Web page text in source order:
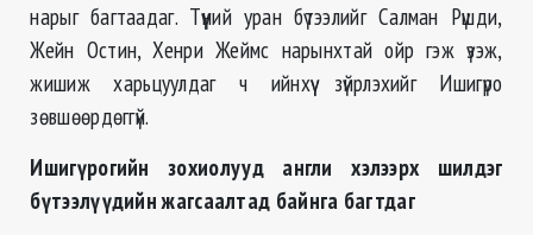
нарыг багтаадаг. Түүний уран бүтээлийг Салман Рүшди,
Жейн Остин, Хенри Жеймс нарынхтай ойр гэж үзэж,
жишиж харьцуулдаг ч ийнхүү зүйрлэхийг Ишигүро
зөвшөөрдөггүй.
Ишигүрогийн зохиолууд англи хэлээрх шилдэг
бүтээлүүдийн жагсаалтад байнга багтдаг